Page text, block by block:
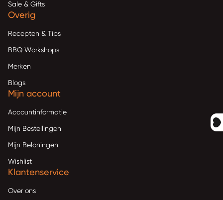
Sale & Gifts
Overig
Recepten & Tips
BBQ Workshops
Merken
Blogs
Mijn account
Accountinformatie
Mijn Bestellingen
Mijn Beloningen
Wishlist
Klantenservice
Over ons